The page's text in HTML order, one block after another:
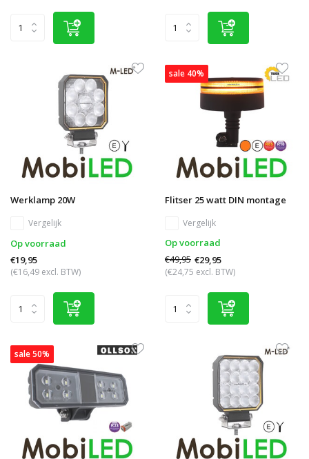
Werklamp 20W
Vergelijk
Op voorraad
€19,95
(€16,49 excl. BTW)
sale 40%
Flitser 25 watt DIN montage
Vergelijk
Op voorraad
€49,95 €29,95
(€24,75 excl. BTW)
sale 50%